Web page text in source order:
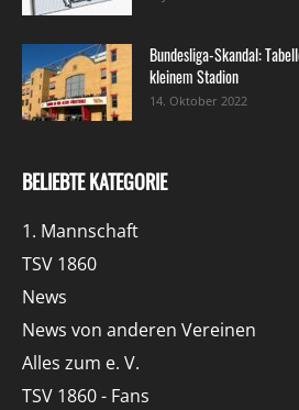
Bundesliga-Skandal:
kleinem Stadion
14. Oktober 2022
BELIEBTE KATEGORIE
1. Mannschaft
TSV 1860
News
News von anderen Vereinen
Alles zum e. V.
TSV 1860 - Fans